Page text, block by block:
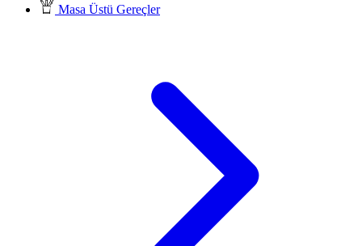
Masa Üstü Gereçler